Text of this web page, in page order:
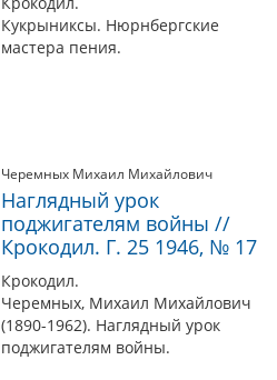
Кукрыниксы. Нюрнбергские
мастера пения.
Черемных Михаил Михайлович
Наглядный урок
поджигателям войны //
Крокодил. Г. 25 1946, № 17
Крокодил.
Черемных, Михаил Михайлович
(1890-1962). Наглядный урок
поджигателям войны.